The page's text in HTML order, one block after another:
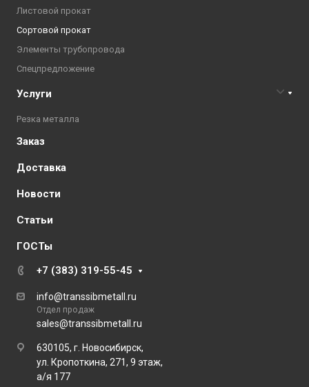
Листовой прокат
Сортовой прокат
Элементы трубопровода
Спецпредложение
Услуги
Резка металла
Заказ
Доставка
Новости
Статьи
ГОСТы
+7 (383) 319-55-45
info@transsibmetall.ru
Отдел продаж
sales@transsibmetall.ru
630105, г. Новосибирск,
ул. Кропоткина, 271, 9 этаж,
а/я 177